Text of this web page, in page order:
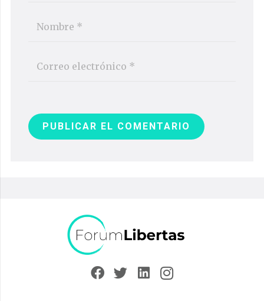
PUBLICAR EL COMENTARIO